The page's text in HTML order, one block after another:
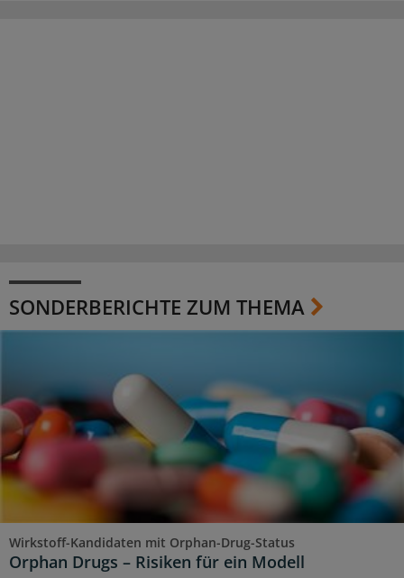
SONDERBERICHTE ZUM THEMA
Wirkstoff-Kandidaten mit Orphan-Drug-Status
Orphan Drugs – Risiken für ein Modell